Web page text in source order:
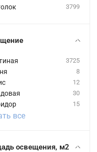
3799
3725
8
12
30
15
все
освещения, м2